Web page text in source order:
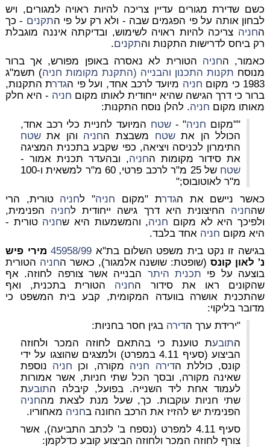
כשם שדירת מגורים עדיין צריכה להיות ראויה למגורים, ויש
לבחון אותה על פי הפגמים שבה - ולא רק על פי התקנים - כך
החניה צריכה להיות ראויה לשימוש, ובדיקתה איננה מוגבלת
רק ביחס לדרישות התקנות והתקנים.
כאמור, החניה הטורית לא נאסרה באופן מפורש, אך ברור
מנוסח תקנות התכנון והבנייה (התקנת מקומות חניה) תשמ"ג
1983 כי מקום
חניה מיועד לרכב אחד, ועל פי הגדרת התקנות,
ברור כי דרך הגישה שהיא ייחודית לאותו מקום חניה - היא חלק
מאותו מקום חניה. להלן נוסח התקנות:
""מקום חניה" -שטח המיועד לחניית כלי רכב אחד,
הכולל הן אתשטח משבצת החניה והן אתשטח
התימרון לכניסה ויציאה, כפי שקבע בתכנית המציגה
את סידור מקומות החניה, ובהעדר תכנית אמור -
שטח
של 25 מ"ר לרכב פרטי, 60 מ"ר למשאית ו-100
מ"ר לאוטובוס;"
כאשר ניישם את הגדרת "מקום חניה" לחניה טורית, הרי
שהחניה החיצונית היא דרך גישה ייחודית לחניה הפנימית,
ולפיכך היא לא מקום חניה, והמשמעות היא שחניה טורית -
היא מקום חניה אחד בלבד.
בגישה זו נקט בית משפט השלום בת"א 45958/99 מירי פיש
נ' לאון קונס(שופטת: שושנה אלמגור), כאשר החניה הטורית
בוצעה על פי תכנית היתר הבנייה אשר צורפה לחוזה. אף
שהקונים ראו את סידור החניה הטורית בתכנית, ואף
שהתכנית אושרה בוועדה המקומית, קבע בית המשפט כי
מדובר בליקוי:
"ירידת ערך הדירה בגין חסר בחניות:
התובעת טוענת כי בהתאם לחוזה המכר ולחוזה
הביצוע (סעיף 4.11 במפרט) ולמצגים שהוצגו על ידי
קונס, כוללת הדירה חניה מקורה, וכן חניה נוספת
שאינה מקורה, ובסך הכל שתי חניות, אשר אמורות
לעמוד אחת ליד השנייה. בפועל, קיבלה התובעת
שתי חניות עוקבות. כך, שעל מנת לצאת מהחניה
הפנימית יש להזיז את הרכב החונה בחניה מאחוריו.
סעיף 4.11 למפרט (נספח ב' לכתב התביעה), אשר
צורף לחוזה המכר ולחוזה הביצוע קובע כדלקמן: